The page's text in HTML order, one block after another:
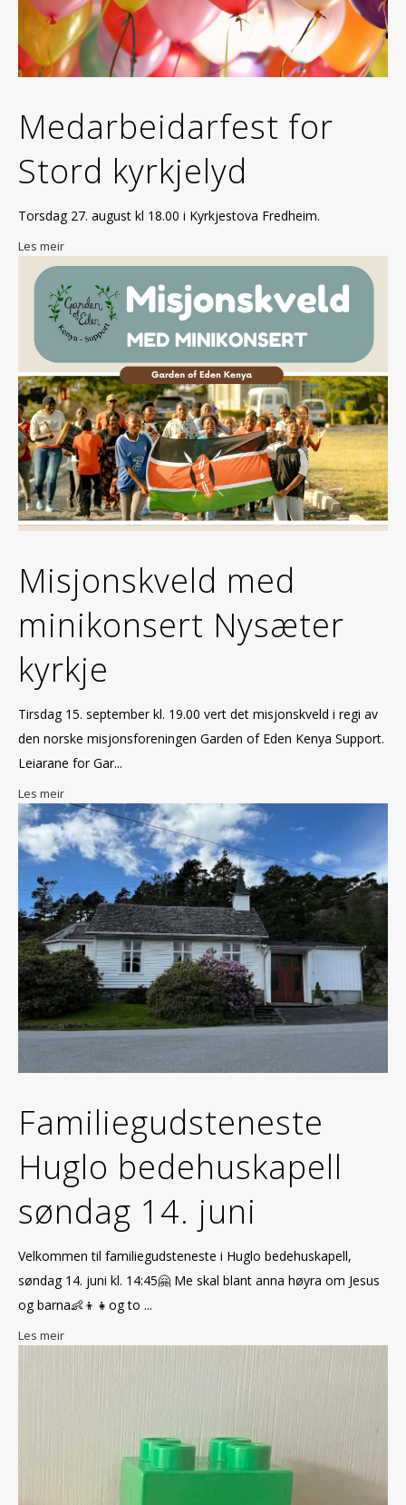
Medarbeidarfest for
Stord kyrkjelyd
Torsdag 27. august kl 18.00 i Kyrkjestova Fredheim.
Les meir
Misjonskveld med
minikonsert Nysæter
kyrkje
Tirsdag 15. september kl. 19.00 vert det misjonskveld i regi av
den norske misjonsforeningen Garden of Eden Kenya Support.
Leiarane for Gar...
Les meir
Familiegudsteneste
Huglo bedehuskapell
søndag 14. juni
Velkommen til familiegudsteneste i Huglo bedehuskapell,
søndag 14. juni kl. 14:45🤗 Me skal blant anna høyra om Jesus
og barna👶👦👧og to ...
Les meir